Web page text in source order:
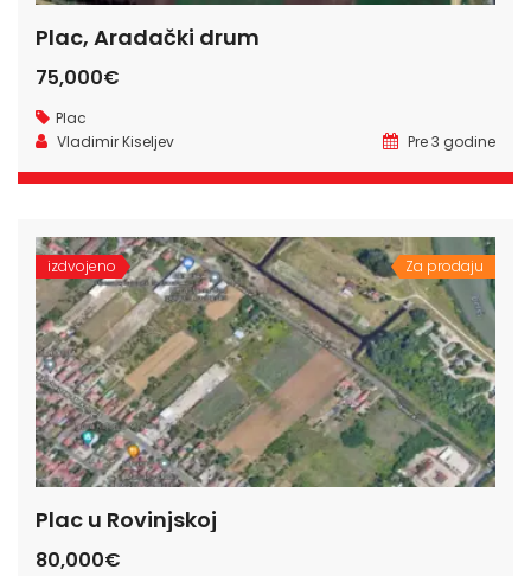
Plac, Aradački drum
75,000€
Plac
Vladimir Kiseljev
Pre 3 godine
izdvojeno Za prodaju
Plac u Rovinjskoj
80,000€